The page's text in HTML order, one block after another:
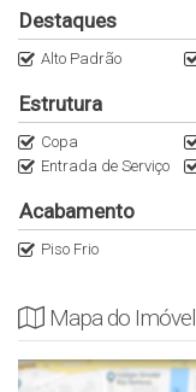
Destaques
Alto Padrão
Estrutura
Copa
Entrada de Serviço
Acabamento
Piso Frio
Mapa do Imóvel